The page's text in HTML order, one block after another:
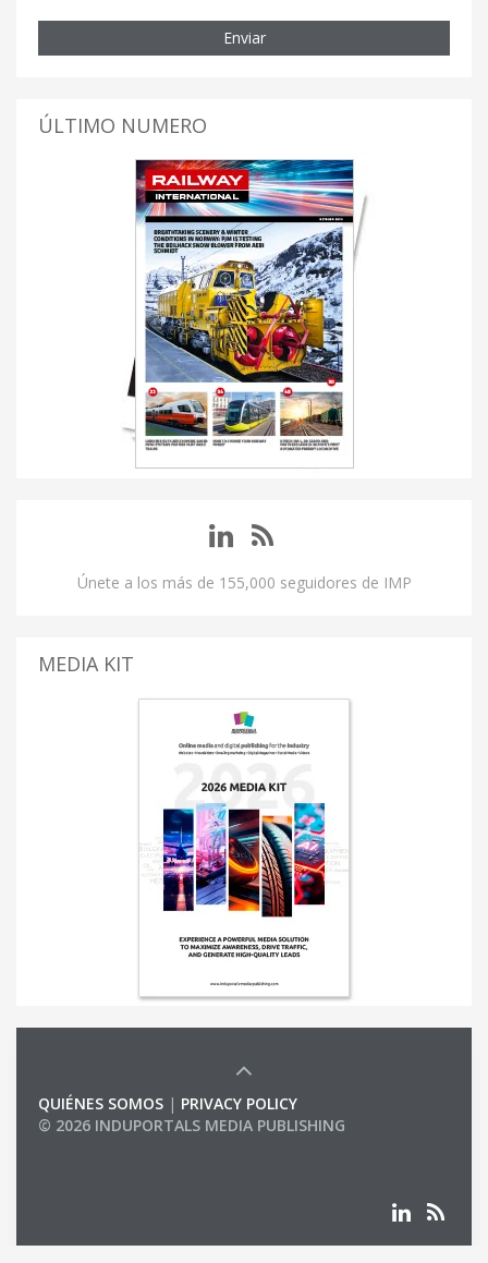
Enviar
ÚLTIMO NUMERO
Únete a los más de 155,000 seguidores de IMP
MEDIA KIT
QUIÉNES SOMOS | PRIVACY POLICY
© 2026 INDUPORTALS MEDIA PUBLISHING